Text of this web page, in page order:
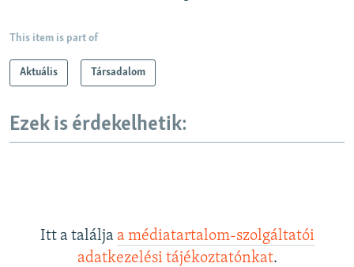
This item is part of
Aktuális Társadalom
Ezek is érdekelhetik:
Itt a találja a médiatartalom-szolgáltatói
adatkezelési tájékoztatónkat.